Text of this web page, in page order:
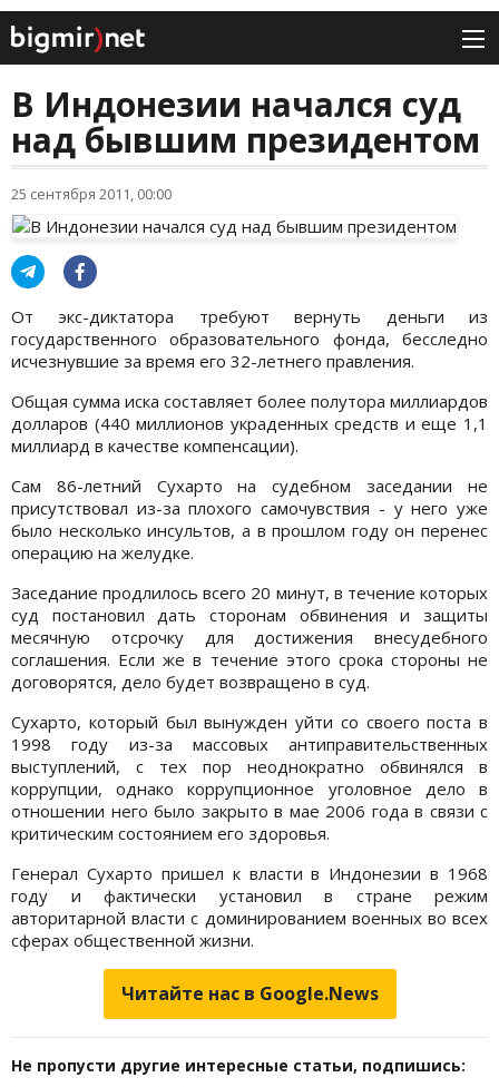
В Индонезии начался суд
над бывшим президентом
25 сентября 2011, 00:00
От экс-диктатора требуют вернуть деньги из
государственного образовательного фонда, бесследно
исчезнувшие за время его 32-летнего правления.
Общая сумма иска составляет более полутора миллиардов
долларов (440 миллионов украденных средств и еще 1,1
миллиард в качестве компенсации).
Сам 86-летний Сухарто на судебном заседании не
присутствовал из-за плохого самочувствия - у него уже
было несколько инсультов, а в прошлом году он перенес
операцию на желудке.
Заседание продлилось всего 20 минут, в течение которых
суд постановил дать сторонам обвинения и защиты
месячную отсрочку для достижения внесудебного
соглашения. Если же в течение этого срока стороны не
договорятся, дело будет возвращено в суд.
Сухарто, который был вынужден уйти со своего поста в
1998 году из-за массовых антиправительственных
выступлений, с тех пор неоднократно обвинялся в
коррупции, однако коррупционное уголовное дело в
отношении него было закрыто в мае 2006 года в связи с
критическим состоянием его здоровья.
Генерал Сухарто пришел к власти в Индонезии в 1968
году и фактически установил в стране режим
авторитарной власти с доминированием военных во всех
сферах общественной жизни.
Читайте нас в Google.News
Не пропусти другие интересные статьи, подпишись: